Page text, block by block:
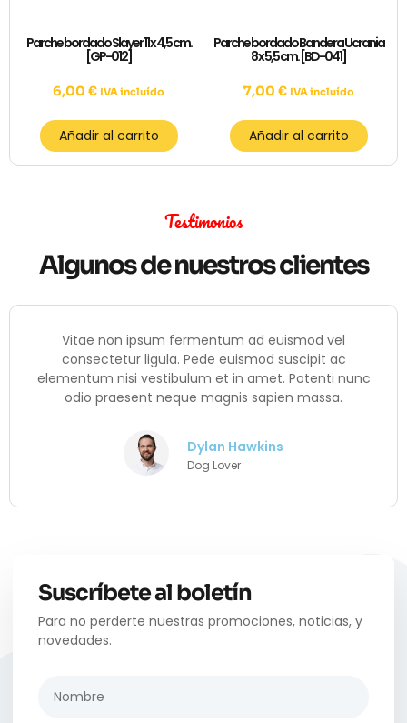
Parche bordado Slayer 11 x 4,5 cm.
[GP-012]
6,00 € IVA incluído
Añadir al carrito
Parche bordado Bandera Ucrania
8 x 5,5 cm. [BD-041]
7,00 € IVA incluído
Añadir al carrito
Testimonios
Algunos de nuestros clientes
fermentum ad euismod vel
Pede euismod suscipit ac
et in amet. Potenti nunc
neque magnis sapien massa.
Vitae non
consectetur
elementum nisi
odio praesent
Suscríbete al boletín
Para no perderte nuestras promociones, noticias, y
novedades.